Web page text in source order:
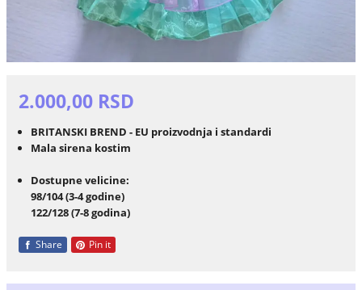
2.000,00 RSD
BRITANSKI BREND - EU proizvodnja i standardi
Mala sirena kostim
Dostupne velicine:
98/104 (3-4 godine)
122/128 (7-8 godina)
Share Pin it